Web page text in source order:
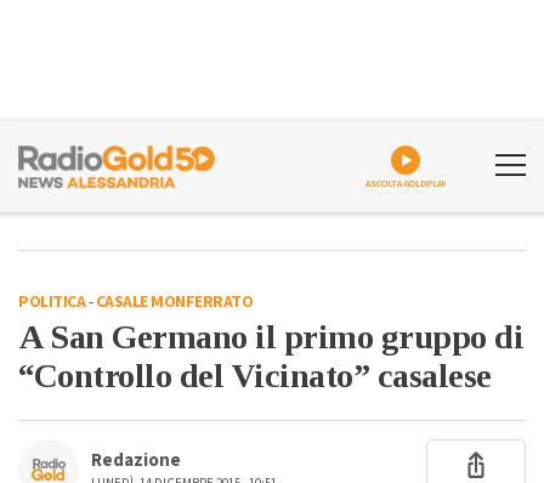
ASCOLTA GOLDPLAY
POLITICA-CASALE MONFERRATO
A San Germano il primo gruppo di
“Controllo del Vicinato” casalese
Redazione